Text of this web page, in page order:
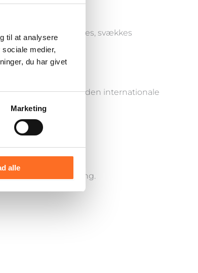
til at analysere
medier,
du har givet
Marketing
alle
afbrydes, svækkes
og livskvalitet.
blev store dele af den internationale
deres behandling.